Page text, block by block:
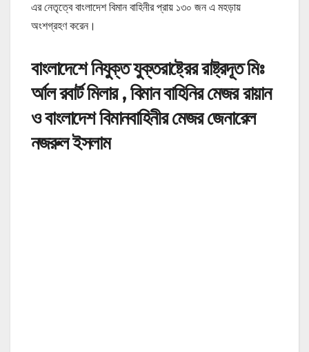
এর নেতৃত্বে বাংলাদেশ বিমান বাহিনীর প্রায় ১৩০ জন এ মহড়ায়
অংশগ্রহণ করেন।
বাংলাদেশে নিযুক্ত যুক্তরাষ্ট্রের রাষ্ট্রদূত মিঃ
র্আল রবার্ট মিলার , বিমান বাহিনির মেজর রায়ান
ও বাংলাদেশ বিমানবাহিনীর মেজর জেনারেল
নজরুল ইসলাম